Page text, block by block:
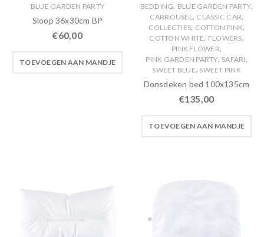
BLUE GARDEN PARTY
Sloop 36x30cm BP
€60,00
TOEVOEGEN AAN MANDJE
BEDDING, BLUE GARDEN PARTY,
CARROUSEL, CLASSIC CAR,
COLLECTIES, COTTON PINK,
COTTON WHITE, FLOWERS,
PINK FLOWER,
PINK GARDEN PARTY, SAFARI,
SWEET BLUE, SWEET PINK
Donsdeken bed 100x135cm
€135,00
TOEVOEGEN AAN MANDJE